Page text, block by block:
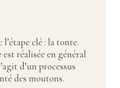
clé : la tonte.
réalisée en général
d’un processus
des moutons.